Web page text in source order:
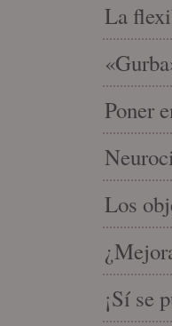
La
Poner
Los
¡Sí se